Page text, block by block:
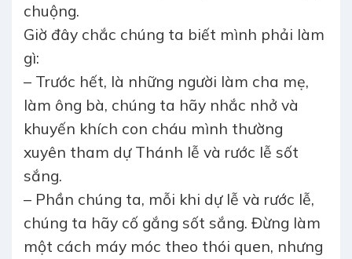
chuộng.
Giờ đây chắc chúng ta biết mình phải làm
gì:
– Trước hết, là những người làm cha mẹ,
làm ông bà, chúng ta hãy nhắc nhở và
khuyến khích con cháu mình thường
xuyên tham dự Thánh lễ và rước lễ sốt
sắng.
– Phần chúng ta, mỗi khi dự lễ và rước lễ,
chúng ta hãy cố gắng sốt sắng. Đừng làm
một cách máy móc theo thói quen, nhưng